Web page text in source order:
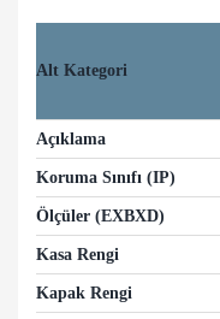
Alt Kategori
Açıklama
Koruma Sınıfı (IP)
Ölçüler (EXBXD)
Kasa Rengi
Kapak Rengi